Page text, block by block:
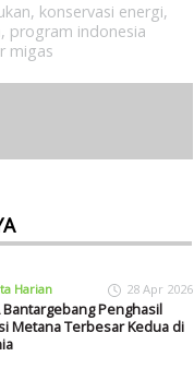
, konservasi energi,
, program indonesia
migas
Harian 28 Apr 2026
Bantargebang Penghasil
Metana Terbesar Kedua di